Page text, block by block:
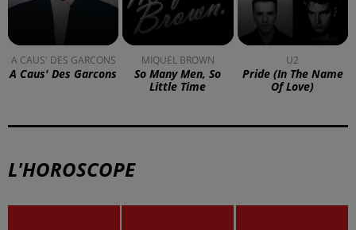
A CAUS' DES GARCONS
A Caus' Des Garcons
MIQUEL BROWN
So Many Men, So
Little Time
U2
Pride (in The Name
Of Love)
L'HOROSCOPE